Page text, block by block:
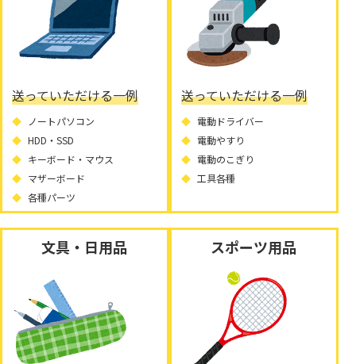
送っていただける一例
ノートパソコン
HDD・SSD
キーボード・マウス
マザーボード
各種パーツ
送っていただける一例
電動ドライバー
電動やすり
電動のこぎり
工具各種
文具・日用品 スポーツ用品